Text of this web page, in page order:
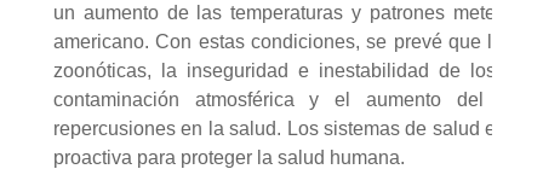
un aumento de las temperaturas y patrones
americano. Con estas condiciones, se prevé que los
zoonóticas, la inseguridad e inestabilidad de los
contaminación atmosférica y el aumento del
repercusiones en la salud. Los sistemas de salud
proactiva para proteger la salud humana.